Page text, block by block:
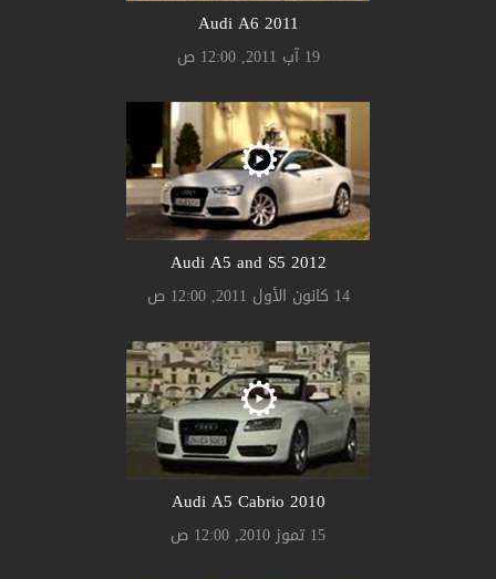
2011 Audi A6
19 آب 2011, 12:00 ص
2012 Audi A5 and S5
14 كانون الأول 2011, 12:00 ص
Audi A5 Cabrio 2010
15 تموز 2010, 12:00 ص